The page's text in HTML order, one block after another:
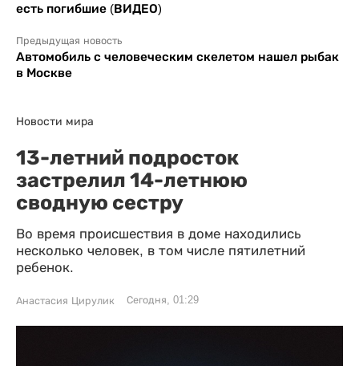
есть погибшие (ВИДЕО)
Предыдущая новость
Автомобиль с человеческим скелетом нашел рыбак
в Москве
Новости мира
13-летний подросток
застрелил 14-летнюю
сводную сестру
Во время происшествия в доме находились
несколько человек, в том числе пятилетний
ребенок.
Анастасия Цирулик Сегодня, 01:29